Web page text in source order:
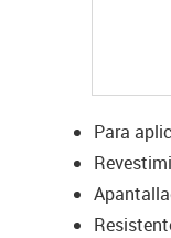
Para